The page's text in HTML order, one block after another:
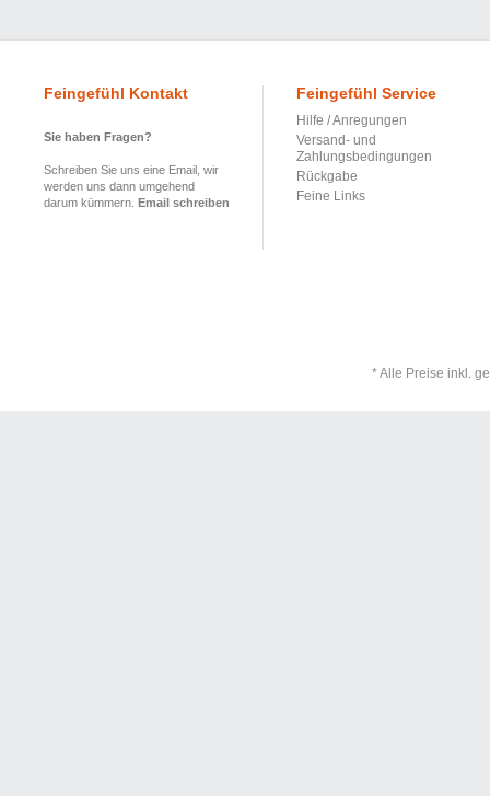
Feingefühl Kontakt
Sie haben Fragen?
Schreiben Sie uns eine Email, wir
werden uns dann umgehend
darum kümmern. Email schreiben
Feingefühl Service
Hilfe / Anregungen
Versand- und
Zahlungsbedingungen
Rückgabe
Feine Links
* Alle Preise inkl.